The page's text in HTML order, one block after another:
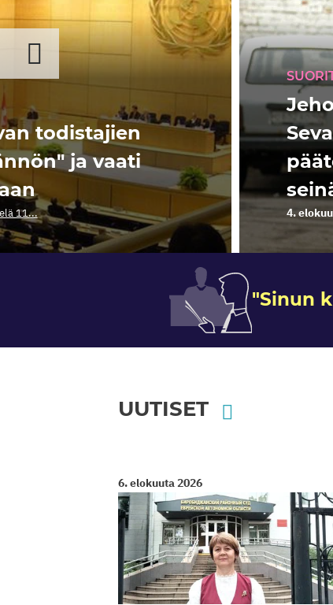
todistajien
ja vaati
11... 4.
"Sinun
UUTISET
6. elokuuta 2026